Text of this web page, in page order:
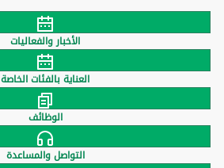
الأخبار والفعاليات
العناية بالفئات الخاصة
الوظائف
التواصل والمساعدة